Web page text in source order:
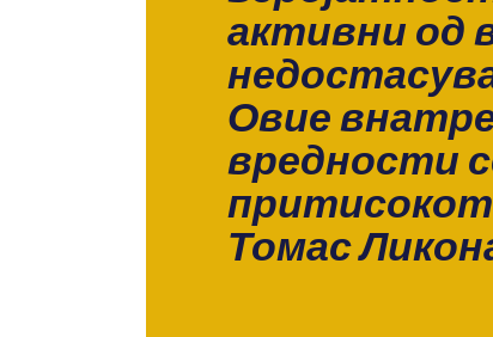
активни од
Овие
вредности
притисокот
Томас